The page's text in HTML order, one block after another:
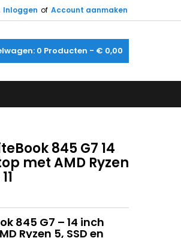
Inloggen of Account aanmaken
0 Producten - € 0,00
845 G7 14
met AMD Ryzen
845 G7 – 14 inch
Ryzen 5, SSD en